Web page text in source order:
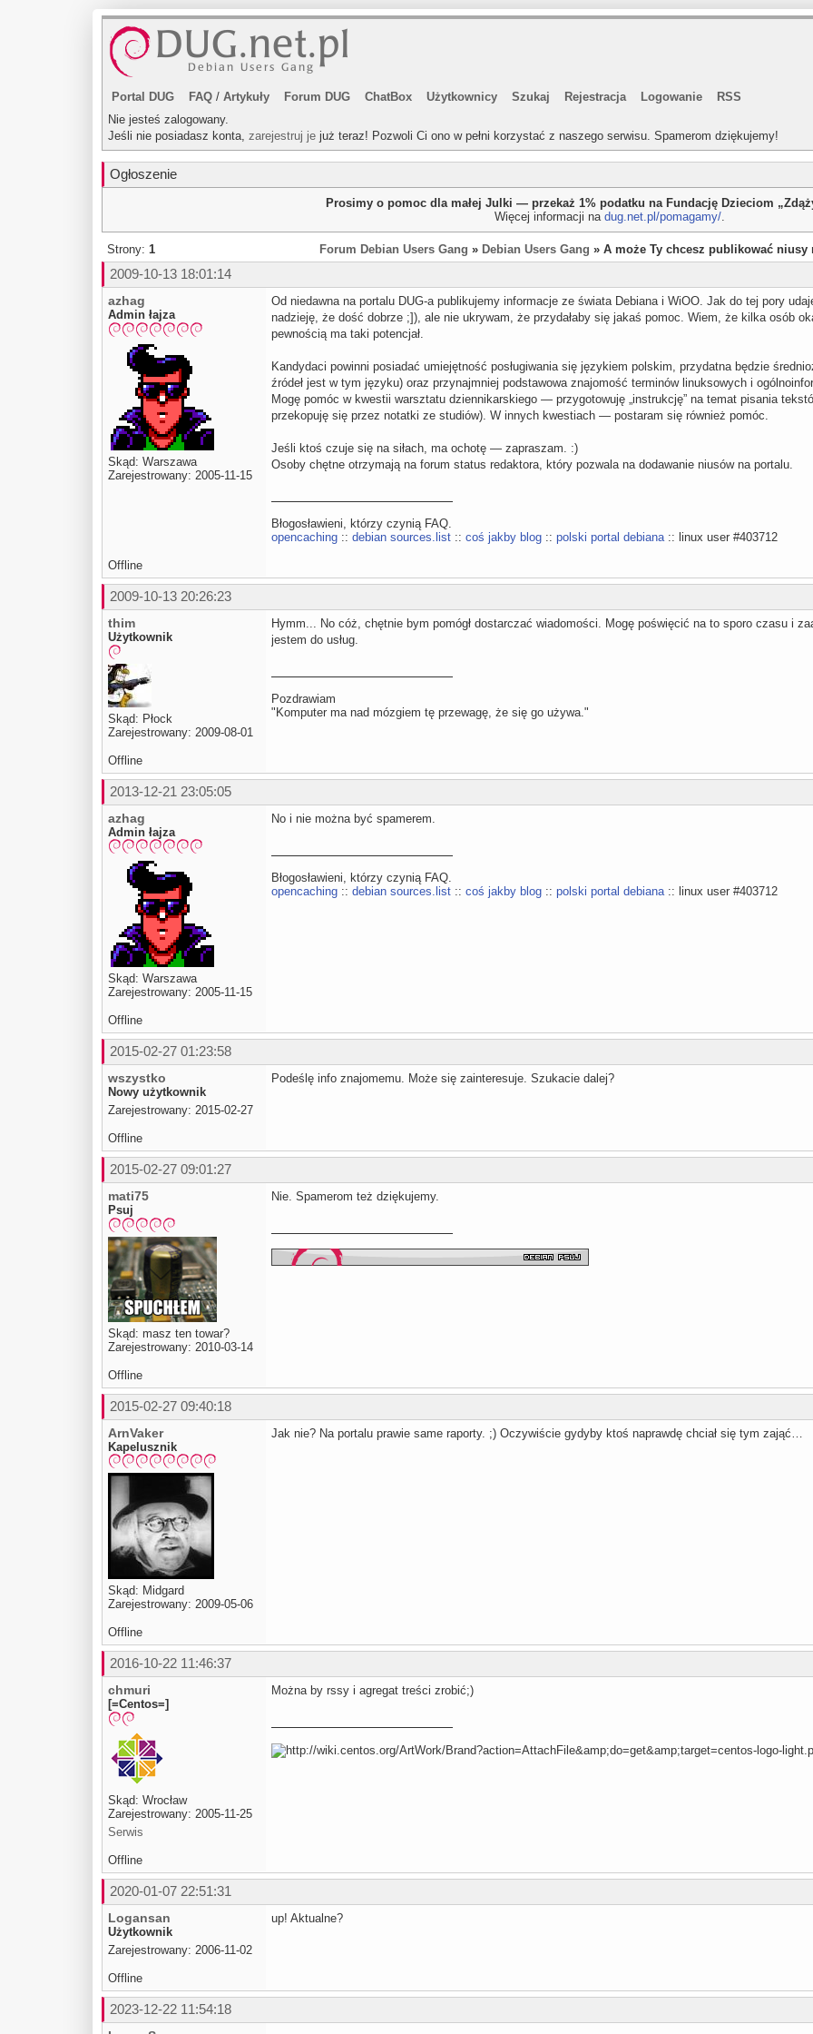
Portal DUG FAQ / Artykuły Forum DUG ChatBox Użytkownicy Szukaj Rejestracja Logowanie
RSS
Nie jesteś zalogowany.
Jeśli nie posiadasz konta, zarejestruj je już teraz! Pozwoli Ci ono w pełni korzystać z naszego serwisu. Spamerom dziękujemy!
Ogłoszenie
Prosimy o pomoc dla małej Julki — przekaż 1% podatku na Fundację Dzieciom
Więcej informacji na dug.net.pl/pomagamy/.
Strony: 1 Forum Debian Users Gang » Debian Users Gang » A może Ty chcesz publikować niusy
2009-10-13 18:01:14
azhag
Admin łajza
Skąd: Warszawa
Zarejestrowany: 2005-11-15
Od niedawna na portalu DUG-a publikujemy informacje ze świata Debiana i WiOO. Jak do tej pory
nadzieję, że dość dobrze ;]), ale nie ukrywam, że przydałaby się jakaś pomoc. Wiem, że kilka osób
pewnością ma taki potencjał.
Kandydaci powinni posiadać umiejętność posługiwania się językiem polskim, przydatna będzie
źródeł jest w tym języku) oraz przynajmniej podstawowa znajomość terminów linuksowych i
Mogę pomóc w kwestii warsztatu dziennikarskiego — przygotowuję „instrukcję” na temat pisania
przekopuję się przez notatki ze studiów). W innych kwestiach — postaram się również pomóc.
Jeśli ktoś czuje się na siłach, ma ochotę — zapraszam. :)
Osoby chętne otrzymają na forum status redaktora, który pozwala na dodawanie niusów na portalu.
Błogosławieni, którzy czynią FAQ.
opencaching :: debian sources.list :: coś jakby blog :: polski portal debiana:: linux user #403712
Offline
2009-10-13 20:26:23
thim
Użytkownik
Skąd: Płock
Zarejestrowany: 2009-08-01
Hymm... No cóż, chętnie bym pomógł dostarczać wiadomości. Mogę poświęcić na to sporo czasu i
jestem do usług.
Pozdrawiam
"Komputer ma nad mózgiem tę przewagę, że się go używa."
Offline
2013-12-21 23:05:05
azhag
Admin łajza
Skąd: Warszawa
Zarejestrowany: 2005-11-15
No i nie można być spamerem.
Błogosławieni, którzy czynią FAQ.
opencaching :: debian sources.list :: coś jakby blog :: polski portal debiana :: linux user #403712
Offline
2015-02-27 01:23:58
wszystko
Nowy użytkownik
Zarejestrowany: 2015-02-27
Podeślę info znajomemu. Może się zainteresuje. Szukacie dalej?
Offline
2015-02-27 09:01:27
mati75
Psuj
Skąd: masz ten towar?
Zarejestrowany: 2010-03-14
Nie. Spamerom też dziękujemy.
Offline
2015-02-27 09:40:18
ArnVaker
Kapelusznik
Skąd: Midgard
Zarejestrowany: 2009-05-06
Jak nie? Na portalu prawie same raporty. ;) Oczywiście gydyby ktoś naprawdę chciał się tym zająć…
Offline
2016-10-22 11:46:37
chmuri
[=Centos=]
Skąd: Wrocław
Zarejestrowany: 2005-11-25
Serwis
Można by rssy i agregat treści zrobić;)
Offline
2020-01-07 22:51:31
Logansan
Użytkownik
Zarejestrowany: 2006-11-02
up! Aktualne?
Offline
2023-12-22 11:54:18